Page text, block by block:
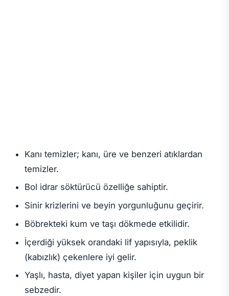
Kanı temizler; kanı, üre ve benzeri atıklardan
temizler.
Bol idrar söktürücü özelliğe sahiptir.
Sinir krizlerini ve beyin yorgunluğunu geçirir.
Böbrekteki kum ve taşı dökmede etkilidir.
İçerdiği yüksek orandaki lif yapısıyla, peklik
(kabızlık) çekenlere iyi gelir.
Yaşlı, hasta, diyet yapan kişiler için uygun bir
sebzedir.